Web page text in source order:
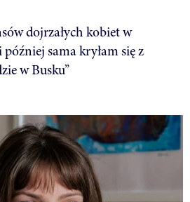
dojrzałych kobiet w
sama kryłam się z
w Busku”